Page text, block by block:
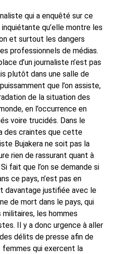
qui a enquêté sur ce
qu’elle montre les
et surtout les dangers
professionnels de médias.
d’un journaliste n’est pas
plutôt dans une salle de
que l’on assiste,
de la situation des
en l’occurrence en
voire trucidés. Dans le
des craintes que cette
Bujakera ne soit pas la
rien de rassurant quant à
fait que l’on se demande si
ce pays, n’est pas en
davantage justifiée avec le
de mort dans le pays, qui
les hommes
Il y a donc urgence à aller
délits de presse afin de
qui exercent la